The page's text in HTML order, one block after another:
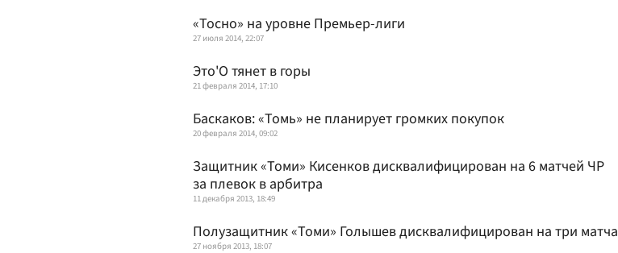
«Тосно» на уровне Премьер-лиги
27 июля 2014, 22:07
Это'О тянет в горы
21 февраля 2014, 17:10
Баскаков: «Томь» не планирует громких покупок
20 февраля 2014, 09:02
Защитник «Томи» Кисенков дисквалифицирован на 6 матчей ЧР
за плевок в арбитра
11 декабря 2013, 18:49
Полузащитник «Томи» Голышев дисквалифицирован на три матча
27 ноября 2013, 18:07